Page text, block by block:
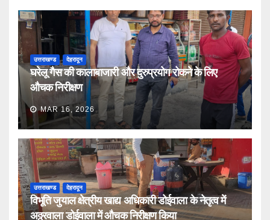
उत्तराखण्ड देहरादून
घरेलू गैस की कालाबाजारी और दुरुप्रयोग रोकने के लिए
औचक निरीक्षण
MAR 16, 2026
उत्तराखण्ड देहरादून
विभूति जुयाल क्षेत्रीय खाद्य अधिकारी डोईवाला के नेतृत्व में
अठ्ठुरवाला डोईवाला में औचक निरीक्षण किया